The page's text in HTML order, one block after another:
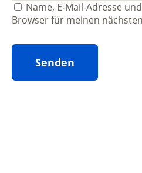
Name, E-Mail-Adresse
Browser für meinen